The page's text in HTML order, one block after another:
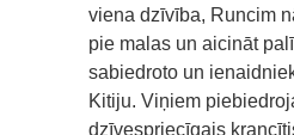
viena dzīvība, Runcim
pie malas un aicināt
sabiedroto un
Kitiju. Viņiem
dzīvespriecīgais